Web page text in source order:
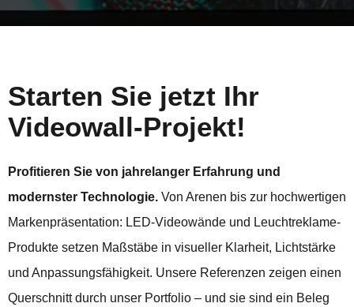
Starten Sie jetzt Ihr
Videowall-Projekt!
Profitieren Sie von jahrelanger Erfahrung und
modernster Technologie. Von Arenen bis zur hochwertigen
Markenpräsentation: LED-Videowände und Leuchtreklame-
Produkte setzen Maßstäbe in visueller Klarheit, Lichtstärke
und Anpassungsfähigkeit. Unsere Referenzen zeigen einen
Querschnitt durch unser Portfolio – und sie sind ein Beleg